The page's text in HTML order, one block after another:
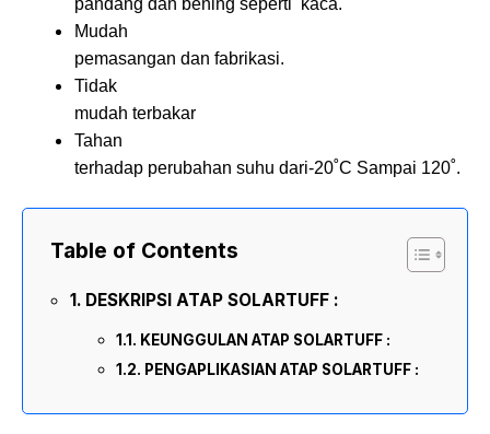
pandang dan bening seperti kaca.
Mudah
pemasangan dan fabrikasi.
Tidak
mudah terbakar
Tahan
terhadap perubahan suhu dari-20˚C Sampai 120˚.
Table of Contents
DESKRIPSI ATAP SOLARTUFF :
KEUNGGULAN ATAP SOLARTUFF :
PENGAPLIKASIAN ATAP SOLARTUFF :